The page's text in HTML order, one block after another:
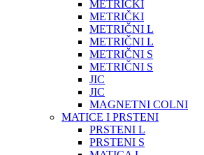
METRIČKI
METRIČKI
METRIČNI L
METRIČNI L
METRIČNI S
METRIČNI S
JIC
JIC
MAGNETNI COLNI
MATICE I PRSTENI
PRSTENI L
PRSTENI S